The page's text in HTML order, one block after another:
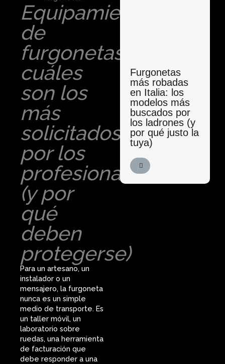
Equipamiento
de
furgonetas:
cuáles
son los
más
solicitados
por los
profesionales
(y por
qué
deben
protegerse)
Para un artesano, un
instalador o un
mensajero, la furgoneta
nunca es un simple
medio de transporte. Es
un taller móvil, un
laboratorio sobre
ruedas, una herramienta
de facturación que
debe responder a una
Furgonetas
más robadas
en Italia: los
modelos más
buscados por
los ladrones (y
por qué justo la
tuya)